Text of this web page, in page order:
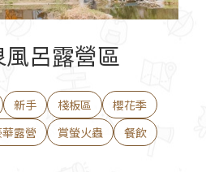
呂露營區
新手 棧板區
櫻花季
露營 賞螢火蟲 餐飲